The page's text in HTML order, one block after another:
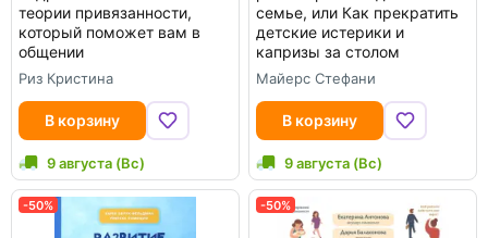
теории привязанности,
который поможет вам в
общении
Риз Кристина
В корзину
9 августа (Вс)
семье, или Как прекратить
детские истерики и
капризы за столом
Майерс Стефани
В корзину
9 августа (Вс)
-50% -50%